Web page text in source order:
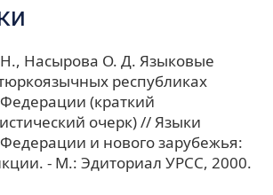
Н., Насырова О. Д. Языковые
республиках
(краткий
очерк) // Языки
и нового зарубежья:
- М.: Эдиториал УРСС, 2000.